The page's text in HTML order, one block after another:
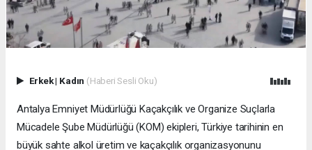
Erkek| Kadın (Haberi Sesli Oku)
Antalya Emniyet Müdürlüğü Kaçakçılık ve Organize Suçlarla
Mücadele Şube Müdürlüğü (KOM) ekipleri, Türkiye tarihinin en
büyük sahte alkol üretim ve kaçakçılık organizasyonunu